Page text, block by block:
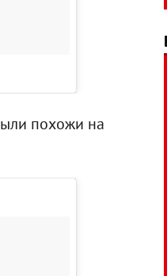
похожи на